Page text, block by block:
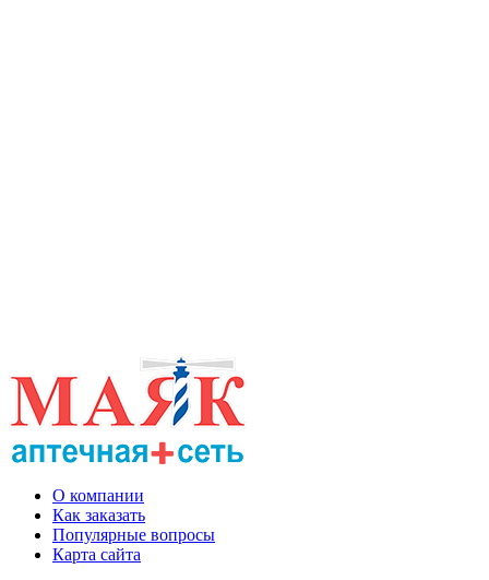
О компании
Как заказать
Популярные вопросы
Карта сайта